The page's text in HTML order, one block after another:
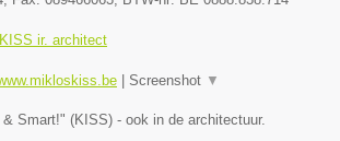
ir. architect
| Screenshot ▼
Smart!" (KISS) - ook in de architectuur.